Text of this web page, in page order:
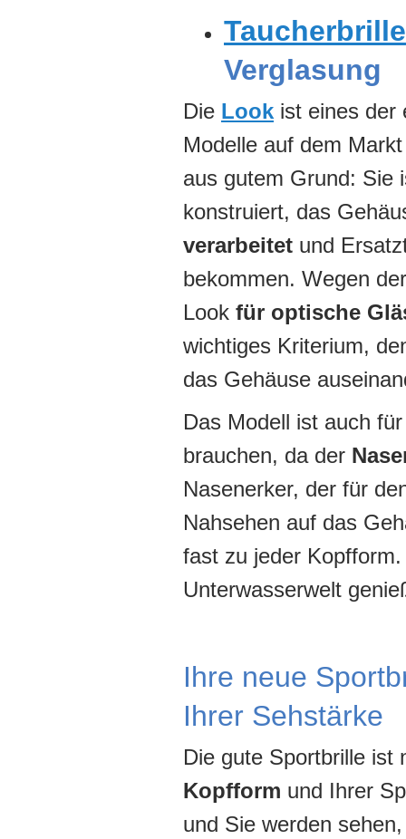
Taucherbrille
Verglasung
Die Look ist eines der
Modelle auf dem
aus gutem Grund: Sie
konstruiert, das
verarbeitet und
bekommen. Wegen
Look für optische
wichtiges Kriterium,
das Gehäuse
Das Modell ist auch
brauchen, da der
Nasenerker, der für
Nahsehen auf das
fast zu jeder
Unterwasserwelt
Ihre neue
Ihrer Sehstärke
Die gute Sportbrille ist
Kopfform und Ihrer
und Sie werden